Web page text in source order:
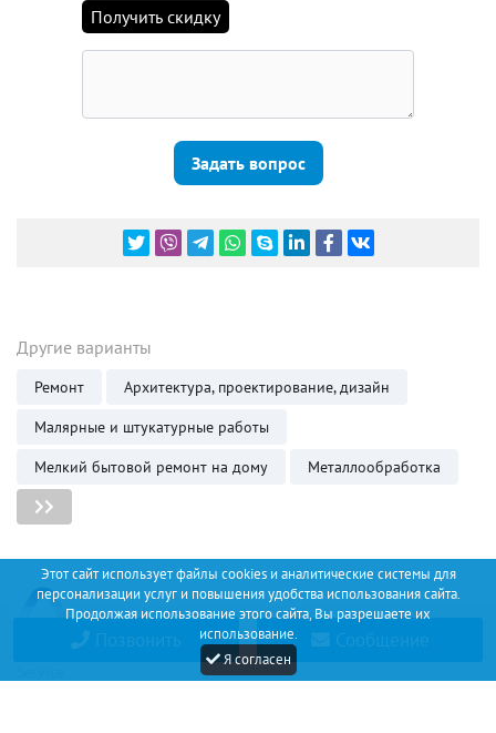
Этот сайт использует файлы cookies и аналитические системы для
персонализации услуг и повышения удобства использования сайта.
Продолжая использование этого сайта, Вы разрешаете их
использование.
Я согласен
Получить скидку
Задать вопрос
Другие варианты
Ремонт
Архитектура, проектирование, дизайн
Малярные и штукатурные работы
Мелкий бытовой ремонт на дому
Металлообработка
Позвонить Сообщение
Discount